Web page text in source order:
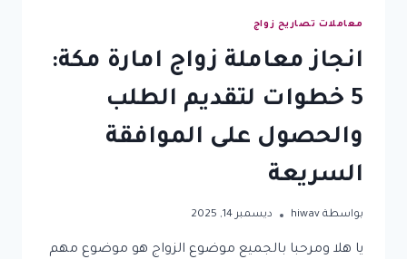
معاملات تصاريح زواج
انجاز معاملة زواج امارة مكة:
5 خطوات لتقديم الطلب
والحصول على الموافقة
السريعة
بواسطة hiwav ديسمبر 14, 2025
يا هلا ومرحبا بالجميع موضوع الزواج هو موضوع مهم